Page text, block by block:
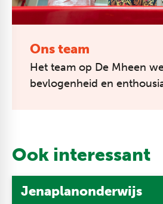
Ons team
Het team op De Mheen
bevlogenheid en
werkt, hee...
Ook interessant
Jenaplanonderwijs